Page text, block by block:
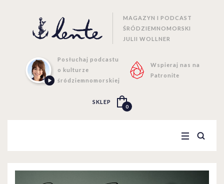
MAGAZYN I PODCAST
ŚRÓDZIEMNOMORSKI
JULII WOLLNER
Posłuchaj podcastu
o kulturze
śródziemnomorskiej
Wspieraj nas na
Patronite
SKLEP
0